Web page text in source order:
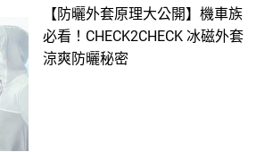
【防曬外套原理大公開】機車族
必看！CHECK2CHECK 冰磁外套
涼爽防曬秘密